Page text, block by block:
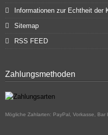
Informationen zur Echtheit der
Sitemap
RSS FEED
Zahlungsmethoden
Mögliche Zahlarten: PayPal, Vorkasse, Bar